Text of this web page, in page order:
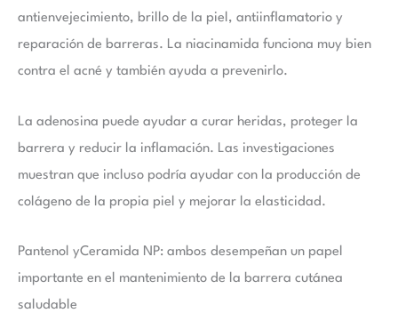
antienvejecimiento, brillo de la piel, antiinflamatorio y
reparación de barreras. La niacinamida funciona muy bien
contra el acné y también ayuda a prevenirlo.
La adenosina puede ayudar a curar heridas, proteger la
barrera y reducir la inflamación. Las investigaciones
muestran que incluso podría ayudar con la producción de
colágeno de la propia piel y mejorar la elasticidad.
Pantenol yCeramida NP: ambos desempeñan un papel
importante en el mantenimiento de la barrera cutánea
saludable